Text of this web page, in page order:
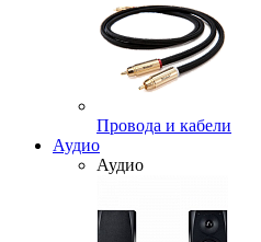
Провода и кабели
Аудио
Аудио